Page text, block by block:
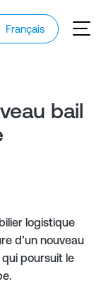
Français
bail
logistique
d’un nouveau
poursuit le